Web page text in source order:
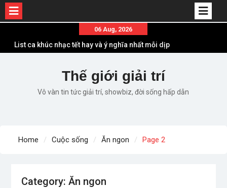
content
06 Aug, 2026
List ca khúc nhạc tết hay và ý nghĩa nhất mỗi dịp
Em ơi lên phố – Minh Vương: Màn comeback
Những ca khúc nhạc xuân “sặc mùi” quảng cáo
nhưng vẫn ấn tượng
TP – Full lyrics bản chuẩn
Thế giới giải trí
Vô vàn tin tức giải trí, showbiz, đời sống hấp dẫn
Home Cuộc sống Ăn ngon Page 2
Category: Ăn ngon